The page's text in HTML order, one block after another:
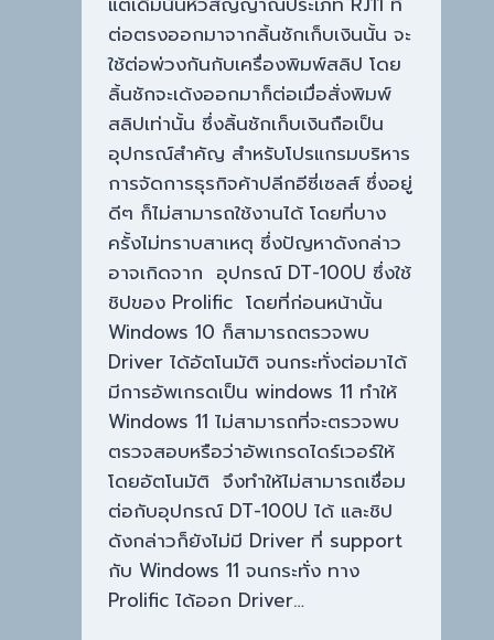
ต่อตรงออกมาจากลิ้นชักเก็บเงินนั้น จะ
ใช้ต่อพ่วงกันกับเครื่องพิมพ์สลิป โดย
ลิ้นชักจะเด้งออกมาก็ต่อเมื่อสั่งพิมพ์
สลิปเท่านั้น ซึ่งลิ้นชักเก็บเงินถือเป็น
อุปกรณ์สำคัญ สำหรับโปรแกรมบริหาร
การจัดการธุรกิจค้าปลีกอีซี่เซลส์ ซึ่งอยู่
ดีๆ ก็ไม่สามารถใช้งานได้ โดยที่บาง
ครั้งไม่ทราบสาเหตุ ซึ่งปัญหาดังกล่าว
อาจเกิดจาก อุปกรณ์ DT-100U ซึ่งใช้
ชิปของ Prolific โดยที่ก่อนหน้านั้น
Windows 10 ก็สามารถตรวจพบ
Driver ได้อัตโนมัติ จนกระทั่งต่อมาได้
มีการอัพเกรดเป็น windows 11 ทำให้
Windows 11 ไม่สามารถที่จะตรวจพบ
ตรวจสอบหรือว่าอัพเกรดไดร์เวอร์ให้
โดยอัตโนมัติ จึงทำให้ไม่สามารถเชื่อม
ต่อกับอุปกรณ์ DT-100U ได้ และชิป
ดังกล่าวก็ยังไม่มี Driver ที่ support
กับ Windows 11 จนกระทั่ง ทาง
Prolific ได้ออก Driver…